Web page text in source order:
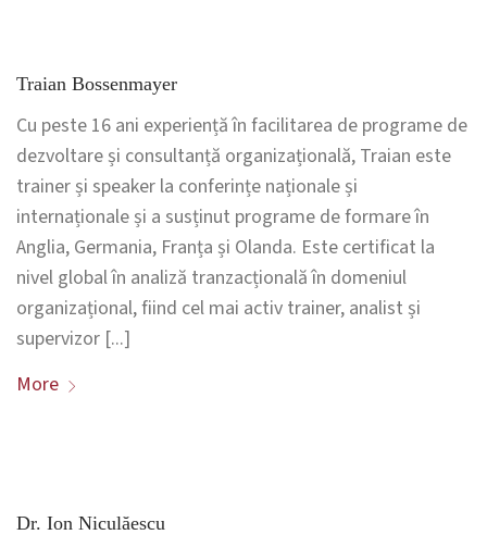
Traian Bossenmayer
Cu peste 16 ani experiență în facilitarea de programe de
dezvoltare și consultanță organizațională, Traian este
trainer și speaker la conferințe naționale și
internaționale și a susținut programe de formare în
Anglia, Germania, Franța și Olanda. Este certificat la
nivel global în analiză tranzacțională în domeniul
organizațional, fiind cel mai activ trainer, analist și
supervizor [...]
More
Dr. Ion Niculăescu